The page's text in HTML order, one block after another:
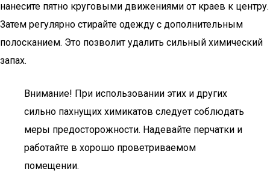
нанесите пятно круговыми движениями от краев к центру.
Затем регулярно стирайте одежду с дополнительным
полосканием. Это позволит удалить сильный химический
запах.
Внимание! При использовании этих и других
сильно пахнущих химикатов следует соблюдать
меры предосторожности. Надевайте перчатки и
работайте в хорошо проветриваемом
помещении.